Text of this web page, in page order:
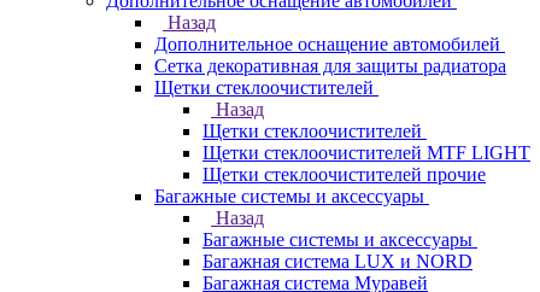
Назад
Дополнительное оснащение автомобилей
Сетка декоративная для защиты радиатора
Щетки стеклоочистителей
Назад
Щетки стеклоочистителей
Щетки стеклоочистителей MTF LIGHT
Щетки стеклоочистителей прочие
Багажные системы и аксессуары
Назад
Багажные системы и аксессуары
Багажная система LUX и NORD
Багажная система Муравей